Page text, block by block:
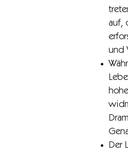
auf,
und
Der